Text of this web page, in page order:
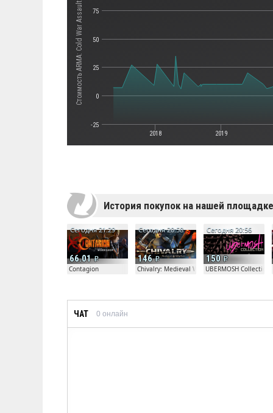
Стоимость ARMA: Cold War Assault
2018 2019
-25
0
25
50
75
История покупок на нашей площадке
66.01
Сегодня 21:29
Contagion
146
Сегодня 20:58
Chivalry: Medieval Warfare
150
Сегодня 20:56
UBERMOSH Collection
ЧАТ 0 онлайн